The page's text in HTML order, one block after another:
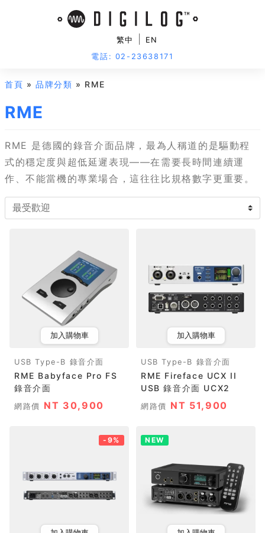
繁中
EN
電話: 02-23638171
首頁 »品牌分類 » RME
RME
RME 是德國的錄音介面品牌，最為人稱道的是驅動程
式的穩定度與超低延遲表現——在需要長時間連續運
作、不能當機的專業場合，這往往比規格數字更重要。
加入購物車
USB Type-B 錄音介面
RME Babyface Pro FS
錄音介面
網路價 NT 30,900
加入購物車
USB Type-B 錄音介面
RME Fireface UCX II
USB 錄音介面 UCX2
網路價 NT 51,900
-9% NEW